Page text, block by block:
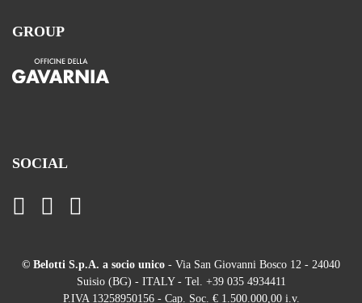
GROUP
SOCIAL
© Belotti S.p.A. a socio unico - Via San Giovanni Bosco 12 - 24040
Suisio (BG) - ITALY - Tel. +39 035 4934411
P.IVA 13258950156 - Cap. Soc. € 1.500.000,00 i.v.